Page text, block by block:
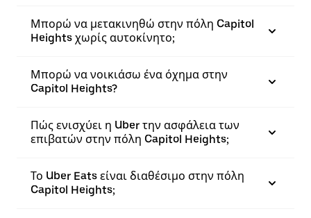
Μπορώ να μετακινηθώ στην πόλη Capitol
Heights χωρίς αυτοκίνητο;
Μπορώ να νοικιάσω ένα όχημα στην
Capitol Heights?
Πώς ενισχύει η Uber την ασφάλεια των
επιβατών στην πόλη Capitol Heights;
Το Uber Eats είναι διαθέσιμο στην πόλη
Capitol Heights;